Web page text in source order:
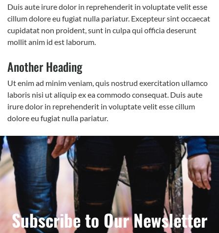
Duis aute irure dolor in reprehenderit in voluptate velit esse
cillum dolore eu fugiat nulla pariatur. Excepteur sint occaecat
cupidatat non proident, sunt in culpa qui officia deserunt
mollit anim id est laborum.
Another Heading
Ut enim ad minim veniam, quis nostrud exercitation ullamco
laboris nisi ut aliquip ex ea commodo consequat. Duis aute
irure dolor in reprehenderit in voluptate velit esse cillum
dolore eu fugiat nulla pariatur.
Subscribe to Our Newsletter